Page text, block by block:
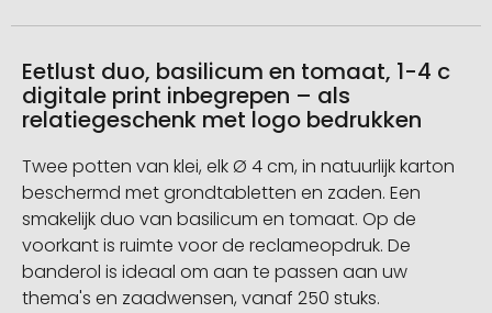
Eetlust duo, basilicum en tomaat, 1-4 c
digitale print inbegrepen – als
relatiegeschenk met logo bedrukken
Twee potten van klei, elk Ø 4 cm, in natuurlijk karton
beschermd met grondtabletten en zaden. Een
smakelijk duo van basilicum en tomaat. Op de
voorkant is ruimte voor de reclameopdruk. De
banderol is ideaal om aan te passen aan uw
thema's en zaadwensen, vanaf 250 stuks.